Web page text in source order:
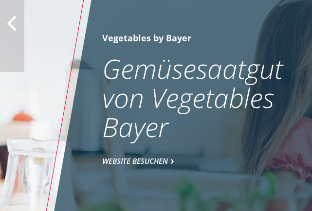
Vegetables by Bayer
Gemüsesaatgut
von Vegetables
Bayer
WEBSITE BESUCHEN